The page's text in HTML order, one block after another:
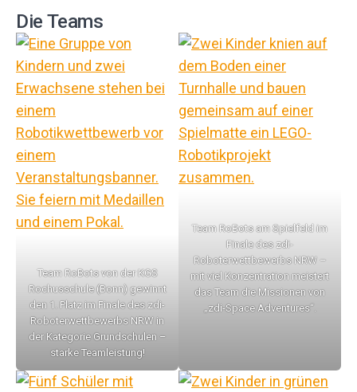
Die Teams
Team RoBots von der KGS
Rochusschule (Bonn) gewinnt
den 1. Platz im Finale des zdi-
Roboterwettbewerbs NRW in
der Kategorie Grundschulen –
starke Teamleistung!
Team RoBots am Spielfeld im
Finale des zdi-
Roboterwettbewerbs NRW –
mit viel Konzentration meistert
das Team die Missionen von
„zdi-Space Adventures“.